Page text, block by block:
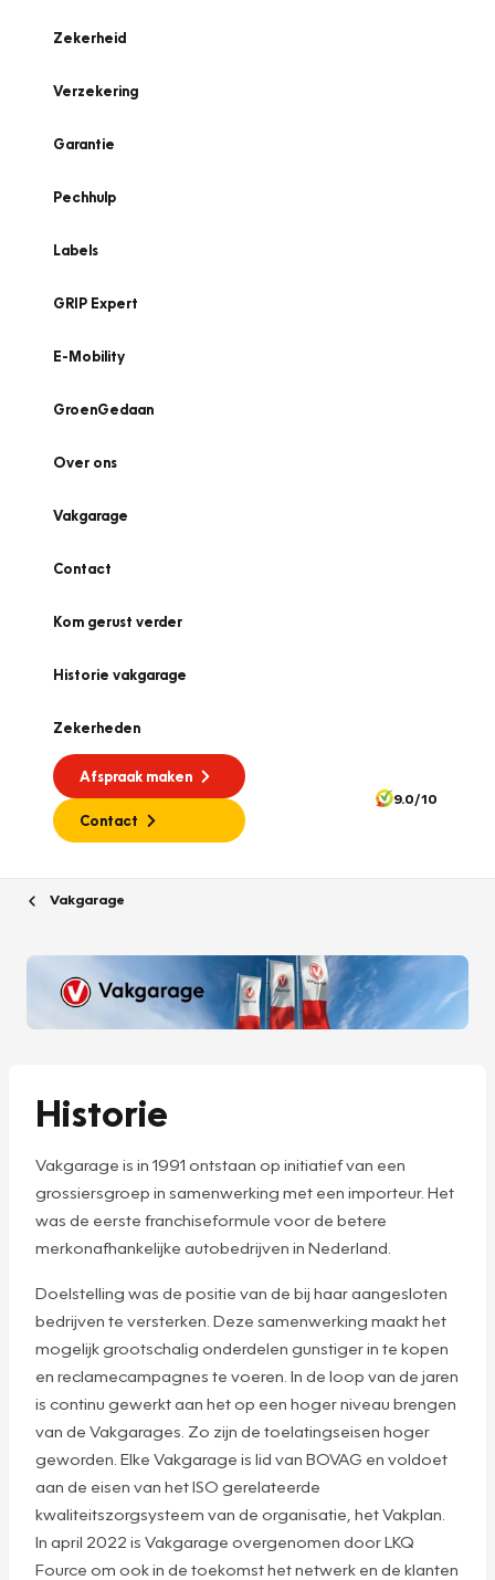
Zekerheid
Verzekering
Garantie
Pechhulp
Labels
GRIP Expert
E-Mobility
GroenGedaan
Over ons
Vakgarage
Contact
Kom gerust verder
Historie vakgarage
Zekerheden
Afspraak maken
Contact
9.0/10
Vakgarage
Historie
Vakgarage is in 1991 ontstaan op initiatief van een
grossiersgroep in samenwerking met een importeur. Het
was de eerste franchiseformule voor de betere
merkonafhankelijke autobedrijven in Nederland.
Doelstelling was de positie van de bij haar aangesloten
bedrijven te versterken. Deze samenwerking maakt het
mogelijk grootschalig onderdelen gunstiger in te kopen
en reclamecampagnes te voeren. In de loop van de jaren
is continu gewerkt aan het op een hoger niveau brengen
van de Vakgarages. Zo zijn de toelatingseisen hoger
geworden. Elke Vakgarage is lid van BOVAG en voldoet
aan de eisen van het ISO gerelateerde
kwaliteitszorgsysteem van de organisatie, het Vakplan.
In april 2022 is Vakgarage overgenomen door LKQ
Fource om ook in de toekomst het netwerk en de klanten